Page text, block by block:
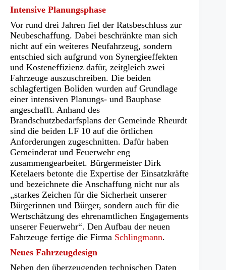
Intensive Planungsphase
Vor rund drei Jahren fiel der Ratsbeschluss zur
Neubeschaffung. Dabei beschränkte man sich
nicht auf ein weiteres Neufahrzeug, sondern
entschied sich aufgrund von Synergieeffekten
und Kosteneffizienz dafür, zeitgleich zwei
Fahrzeuge auszuschreiben. Die beiden
schlagfertigen Boliden wurden auf Grundlage
einer intensiven Planungs- und Bauphase
angeschafft. Anhand des
Brandschutzbedarfsplans der Gemeinde Rheurdt
sind die beiden LF 10 auf die örtlichen
Anforderungen zugeschnitten. Dafür haben
Gemeinderat und Feuerwehr eng
zusammengearbeitet. Bürgermeister Dirk
Ketelaers betonte die Expertise der Einsatzkräfte
und bezeichnete die Anschaffung nicht nur als
„starkes Zeichen für die Sicherheit unserer
Bürgerinnen und Bürger, sondern auch für die
Wertschätzung des ehrenamtlichen Engagements
unserer Feuerwehr“. Den Aufbau der neuen
Fahrzeuge fertige die Firma Schlingmann.
Neues Fahrzeugdesign
Neben den überzeugenden technischen Daten